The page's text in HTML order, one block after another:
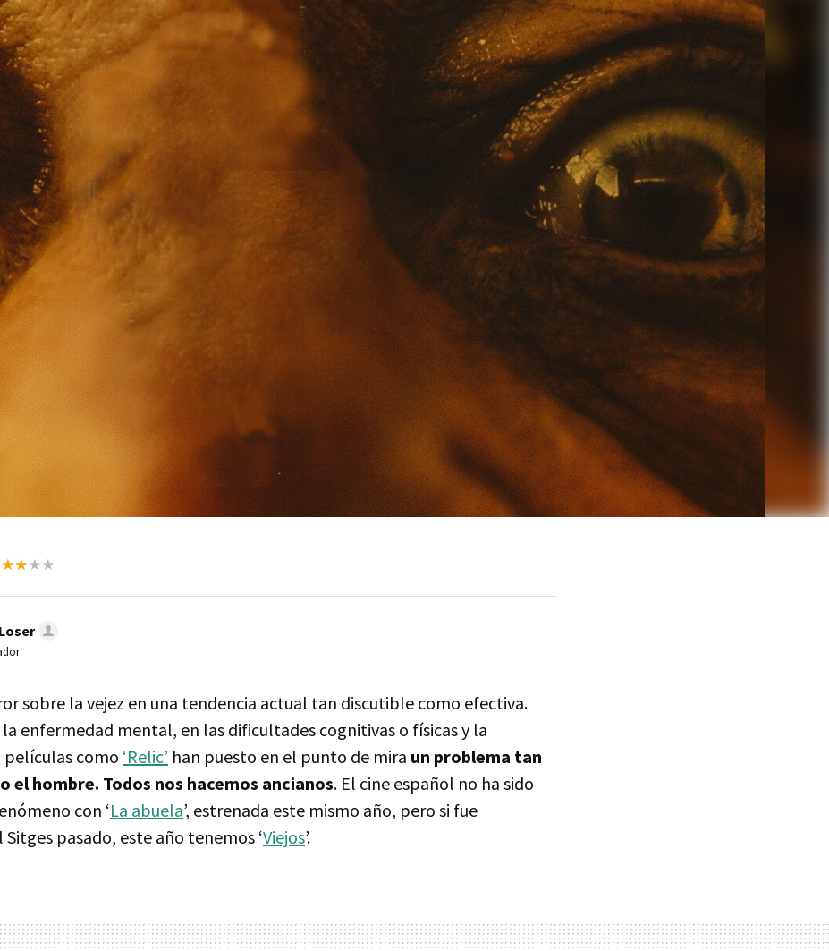
sobre la vejez en una tendencia actual tan discutible como efectiva.
enfermedad mental, en las dificultades cognitivas o físicas y la
como ‘Relic’ han puesto en el punto de mira un problema tan
el hombre. Todos nos hacemos ancianos. El cine español no ha sido
con ‘La abuela’, estrenada este mismo año, pero si fue
pasado, este año tenemos ‘Viejos’.